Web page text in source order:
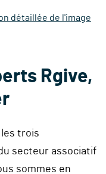
détaillée de l'image
Rgive,
trois
secteur associatif
sommes en